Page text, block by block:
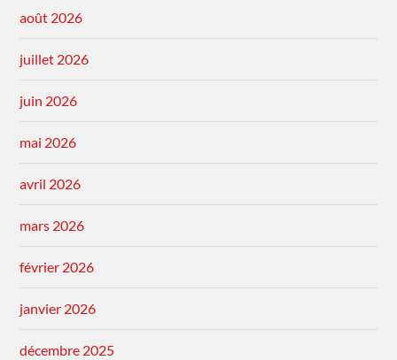
août 2026
juillet 2026
juin 2026
mai 2026
avril 2026
mars 2026
février 2026
janvier 2026
décembre 2025